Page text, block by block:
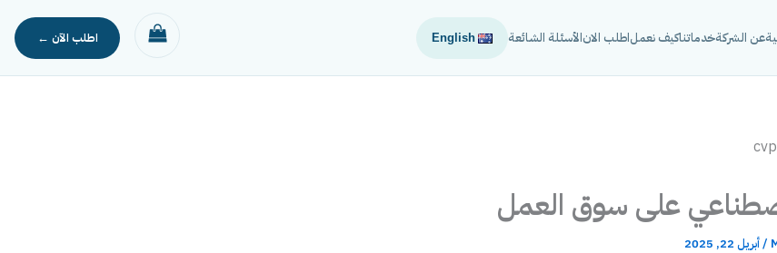
عن الشركةخدماتناكيف نعملاطلب الانالأسئلة الشائعة English
على سوق العمل
/أبريل 22, 2025